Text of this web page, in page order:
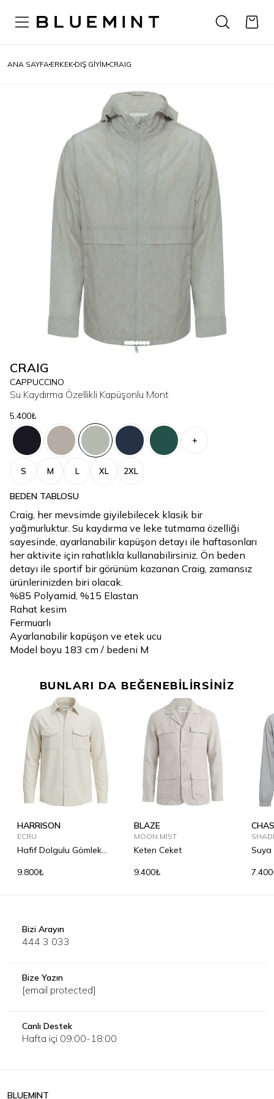
ANA SAYFA ERKEK DIŞ GIYIM CRAIG
CRAIG
CAPPUCCINO
Su Kaydırma Özellikli Kapüşonlu Mont
5.400₺
+
S M L XL 2XL
BEDEN TABLOSU
Craig, her mevsimde giyilebilecek klasik bir
yağmurluktur. Su kaydırma ve leke tutmama özelliği
sayesinde, ayarlanabilir kapüşon detayı ile haftasonları
her aktivite için rahatlıkla kullanabilirsiniz. Ön beden
detayı ile sportif bir görünüm kazanan Craig, zamansız
ürünlerinizden biri olacak.
%85 Polyamid, %15 Elastan
Rahat kesim
Fermuarlı
Ayarlanabilir kapüşon ve etek ucu
Model boyu 183 cm / bedeni M
BUNLARI DA BEĞENEBİLİRSİNİZ
HARRISON
ECRU
Hafif Dolgulu Gömlek
9.800₺
BLAZE
MOON MIST
Keten Ceket
9.400₺
Suya
Bizi Arayın
444 3 033
Bize Yazın
[email protected]
Canlı Destek
Hafta içi 09:00-18:00
BLUEMINT